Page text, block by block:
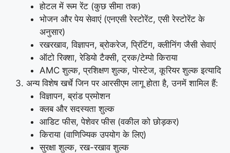
होटल में रूम रेंट (कुछ सीमा तक)
भोजन और पेय सेवाएं (एनएसी रेस्टोरेंट, एसी रेस्टोरेंट के
अनुसार)
रखरखाव, विज्ञापन, ब्रोकरेज, प्रिंटिंग, क्लीनिंग जैसी सेवाएं
ऑटो रिक्शा, रेडियो टैक्सी, ट्रक/टेम्पो किराया
AMC शुल्क, प्रशिक्षण शुल्क, पोस्टेज, कूरियर शुल्क इत्यादि
अन्य विशेष खर्चे जिन पर आरसीएम लागू होता है, उनमें शामिल हैं:
विज्ञापन, ब्रांड प्रमोशन
क्लब और सदस्यता शुल्क
आडिट फीस, पेशेवर फीस (वकील को छोड़कर)
किराया (वाणिज्यिक उपयोग के लिए)
सुरक्षा शुल्क, रख-रखाव शुल्क